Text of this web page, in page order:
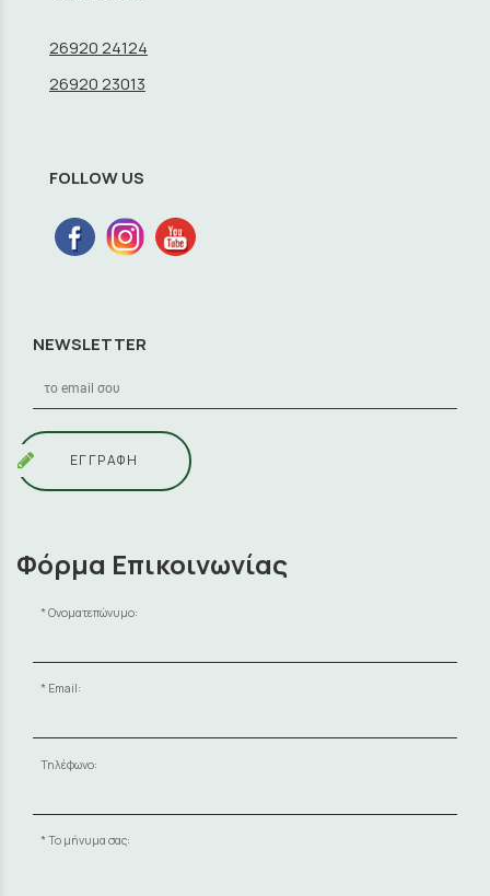
26920 24124
26920 23013
FOLLOW US
NEWSLETTER
ΕΓΓΡΑΦΗ
Φόρμα Επικοινωνίας
Ονοματεπώνυμο:
Email:
Τηλέφωνο:
Το μήνυμα σας: